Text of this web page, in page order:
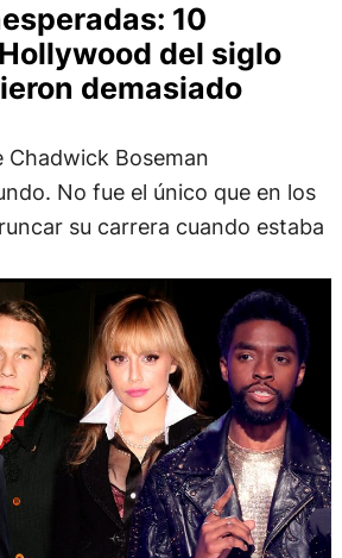
10
del siglo
demasiado
Chadwick Boseman
No fue el único que en los
su carrera cuando estaba